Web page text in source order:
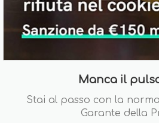
Manca il
Stai al passo con la
Garante della